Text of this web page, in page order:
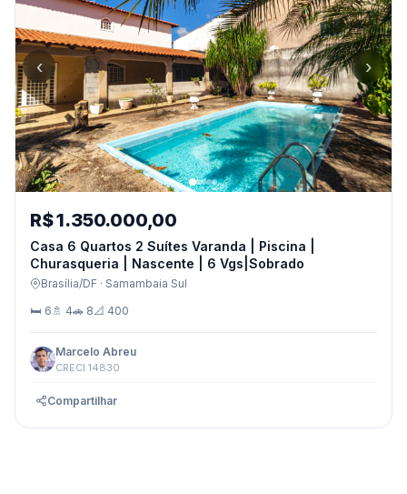
‹ ›
R$ 1.350.000,00
Casa 6 Quartos 2 Suítes Varanda | Piscina |
Churasqueria | Nascente | 6 Vgs|Sobrado
Brasília/DF · Samambaia Sul
🛏 6 🚿 4🚗 8📐 400
Marcelo Abreu
CRECI 14830
Compartilhar